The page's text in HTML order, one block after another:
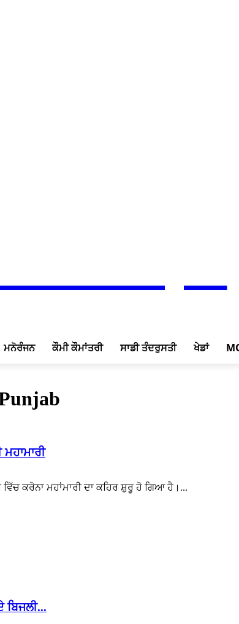
ਮਨੋਰੰਜਨ ਕੌਮੀ ਕੌਮਾਂਤਰੀ ਸਾਡੀ ਤੰਦਰੁਸਤੀ ਖੇਡਾਂ
ਕਰੋਨਾ ਮਹਾਂਮਾਰੀ ਦਾ ਕਹਿਰ ਸ਼ੁਰੂ ਹੋ ਗਿਆ ਹੈ।...
ਬਿਜਲੀ...